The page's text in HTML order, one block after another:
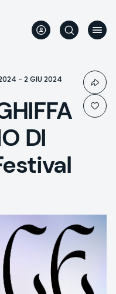
- 2 GIU 2024
DI